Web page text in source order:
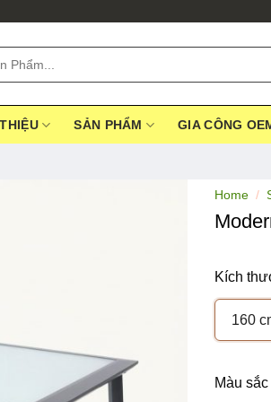
SẢN PHẨM GIA CÔNG
Home /
Kích
160
Màu sắc